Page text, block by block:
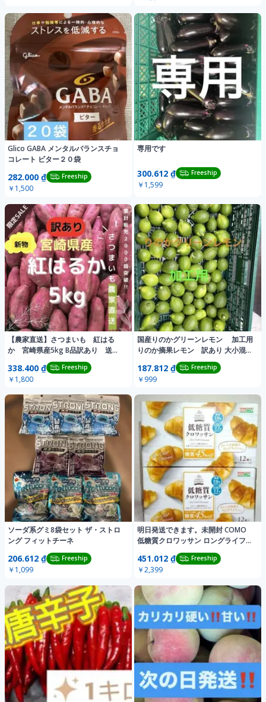
Glico GABA メンタルバランスチョ
コレート ビター２０袋
282.000 ₫ Freeship
￥1,500
専用です
300.612 ₫ Freeship
￥1,599
【農家直送】さつまいも 紅はる
か 宮崎県産5kg B品訳あり 送料
338.400 ₫ Freeship
￥1,800
国産りのかグリーンレモン 加工用
りのか摘果レモン 訳あり 大小混合
187.812 ₫ Freeship
￥999
ソーダ系グミ8袋セット ザ・ストロ
ング フィットチーネ
206.612 ₫ Freeship
￥1,099
明日発送できます。未開封 COMO
低糖質クロワッサン ロングライフパ
451.012 ₫ Freeship
￥2,399